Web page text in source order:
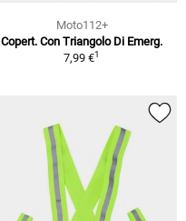
Moto112+
Copert. Con Triangolo Di Emerg.
7,99 €1